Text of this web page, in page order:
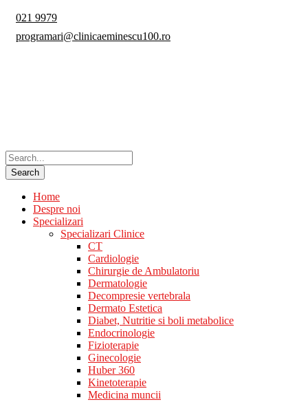
021 9979
programari@clinicaeminescu100.ro
Home
Despre noi
Specializari
Specializari Clinice
CT
Cardiologie
Chirurgie de Ambulatoriu
Dermatologie
Decompresie vertebrala
Dermato Estetica
Diabet, Nutritie si boli metabolice
Endocrinologie
Fizioterapie
Ginecologie
Huber 360
Kinetoterapie
Medicina muncii